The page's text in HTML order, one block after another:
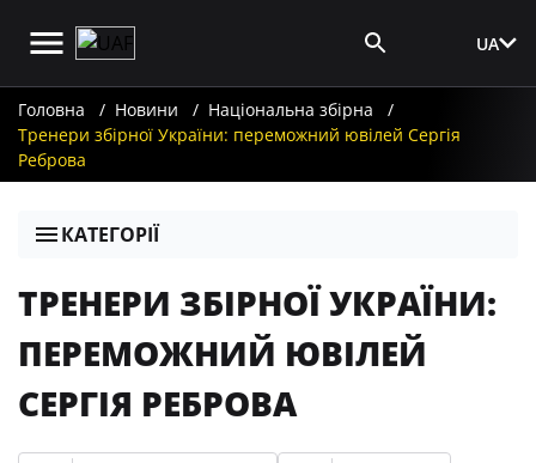
UA
Головна Новини
Національна збірна
Тренери збірної України: переможний ювілей Сергія
Реброва
КАТЕГОРІЇ
ТРЕНЕРИ ЗБІРНОЇ УКРАЇНИ:
ПЕРЕМОЖНИЙ ЮВІЛЕЙ
СЕРГІЯ РЕБРОВА